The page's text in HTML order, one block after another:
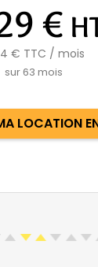
€
€ TTC / mois
sur 63 mois
LOCATION